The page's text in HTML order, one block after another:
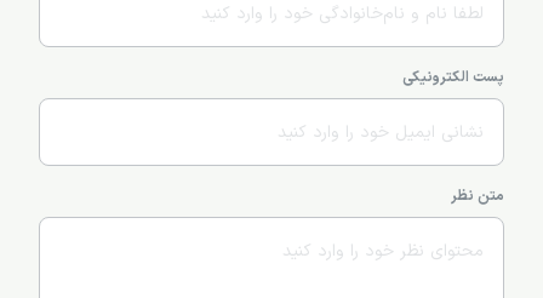
پست الکترونیکی
متن نظر